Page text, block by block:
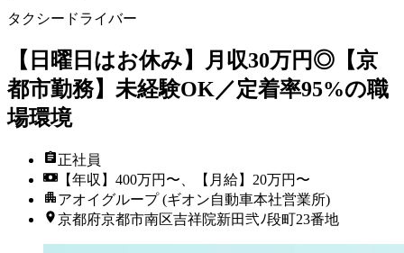
タクシードライバー
【日曜日はお休み】月収30万円◎【京
都市勤務】未経験OK／定着率95%の職
場環境
正社員
【年収】400万円〜、【月給】20万円〜
アオイグループ (ギオン自動車本社営業所)
京都府京都市南区吉祥院新田弐ﾉ段町23番地